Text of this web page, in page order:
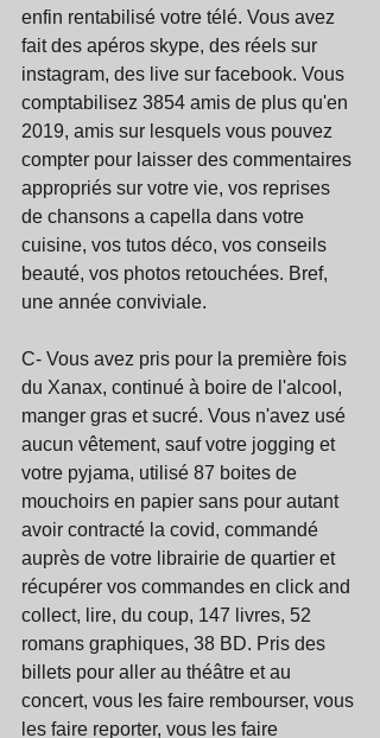
enfin rentabilisé votre télé. Vous avez
fait des apéros skype, des réels sur
instagram, des live sur facebook. Vous
comptabilisez 3854 amis de plus qu'en
2019, amis sur lesquels vous pouvez
compter pour laisser des commentaires
appropriés sur votre vie, vos reprises
de chansons a capella dans votre
cuisine, vos tutos déco, vos conseils
beauté, vos photos retouchées. Bref,
une année conviviale.
C- Vous avez pris pour la première fois
du Xanax, continué à boire de l'alcool,
manger gras et sucré. Vous n'avez usé
aucun vêtement, sauf votre jogging et
votre pyjama, utilisé 87 boites de
mouchoirs en papier sans pour autant
avoir contracté la covid, commandé
auprès de votre librairie de quartier et
récupérer vos commandes en click and
collect, lire, du coup, 147 livres, 52
romans graphiques, 38 BD. Pris des
billets pour aller au théâtre et au
concert, vous les faire rembourser, vous
les faire reporter, vous les faire